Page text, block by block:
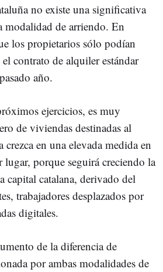
no existe una significativa
modalidad de arriendo. En
los propietarios sólo podían
contrato de alquiler estándar
año.
ejercicios, es muy
de viviendas destinadas al
en una elevada medida en
porque seguirá creciendo la
catalana, derivado del
trabajadores desplazados por
digitales.
de la diferencia de
por ambas modalidades de